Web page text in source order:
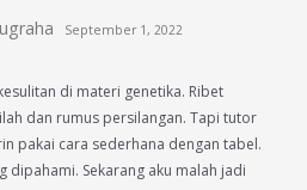
September 1, 2022
di materi genetika. Ribet
dan rumus persilangan. Tapi tutor
pakai cara sederhana dengan tabel.
dipahami. Sekarang aku malah jadi